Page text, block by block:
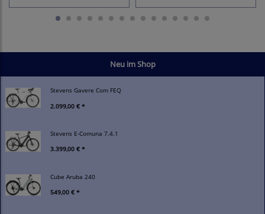
Neu im Shop
Stevens Gavere Com FEQ
2.099,00 € *
Stevens E-Comuna 7.4.1
3.399,00 € *
Cube Aruba 240
549,00 € *